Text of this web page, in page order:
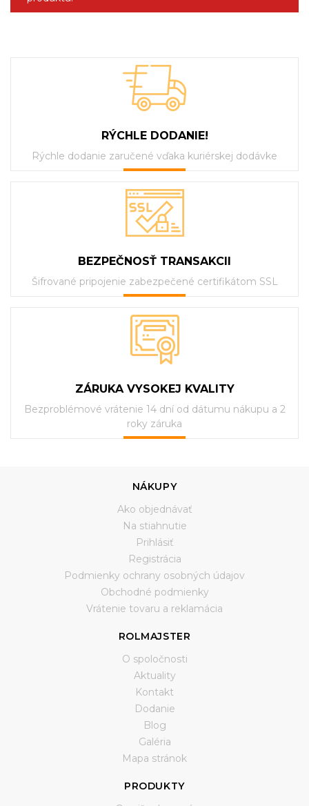
RÝCHLE DODANIE!
Rýchle dodanie zaručené vďaka kuriérskej dodávke
BEZPEČNOSŤ TRANSAKCII
Šifrované pripojenie zabezpečené certifikátom SSL
ZÁRUKA VYSOKEJ KVALITY
Bezproblémové vrátenie 14 dní od dátumu nákupu a 2
roky záruka
NÁKUPY
Ako objednávať
Na stiahnutie
Prihlásiť
Registrácia
Podmienky ochrany osobných údajov
Obchodné podmienky
Vrátenie tovaru a reklamácia
ROLMAJSTER
O spoločnosti
Aktuality
Kontakt
Dodanie
Blog
Galéria
Mapa stránok
PRODUKTY